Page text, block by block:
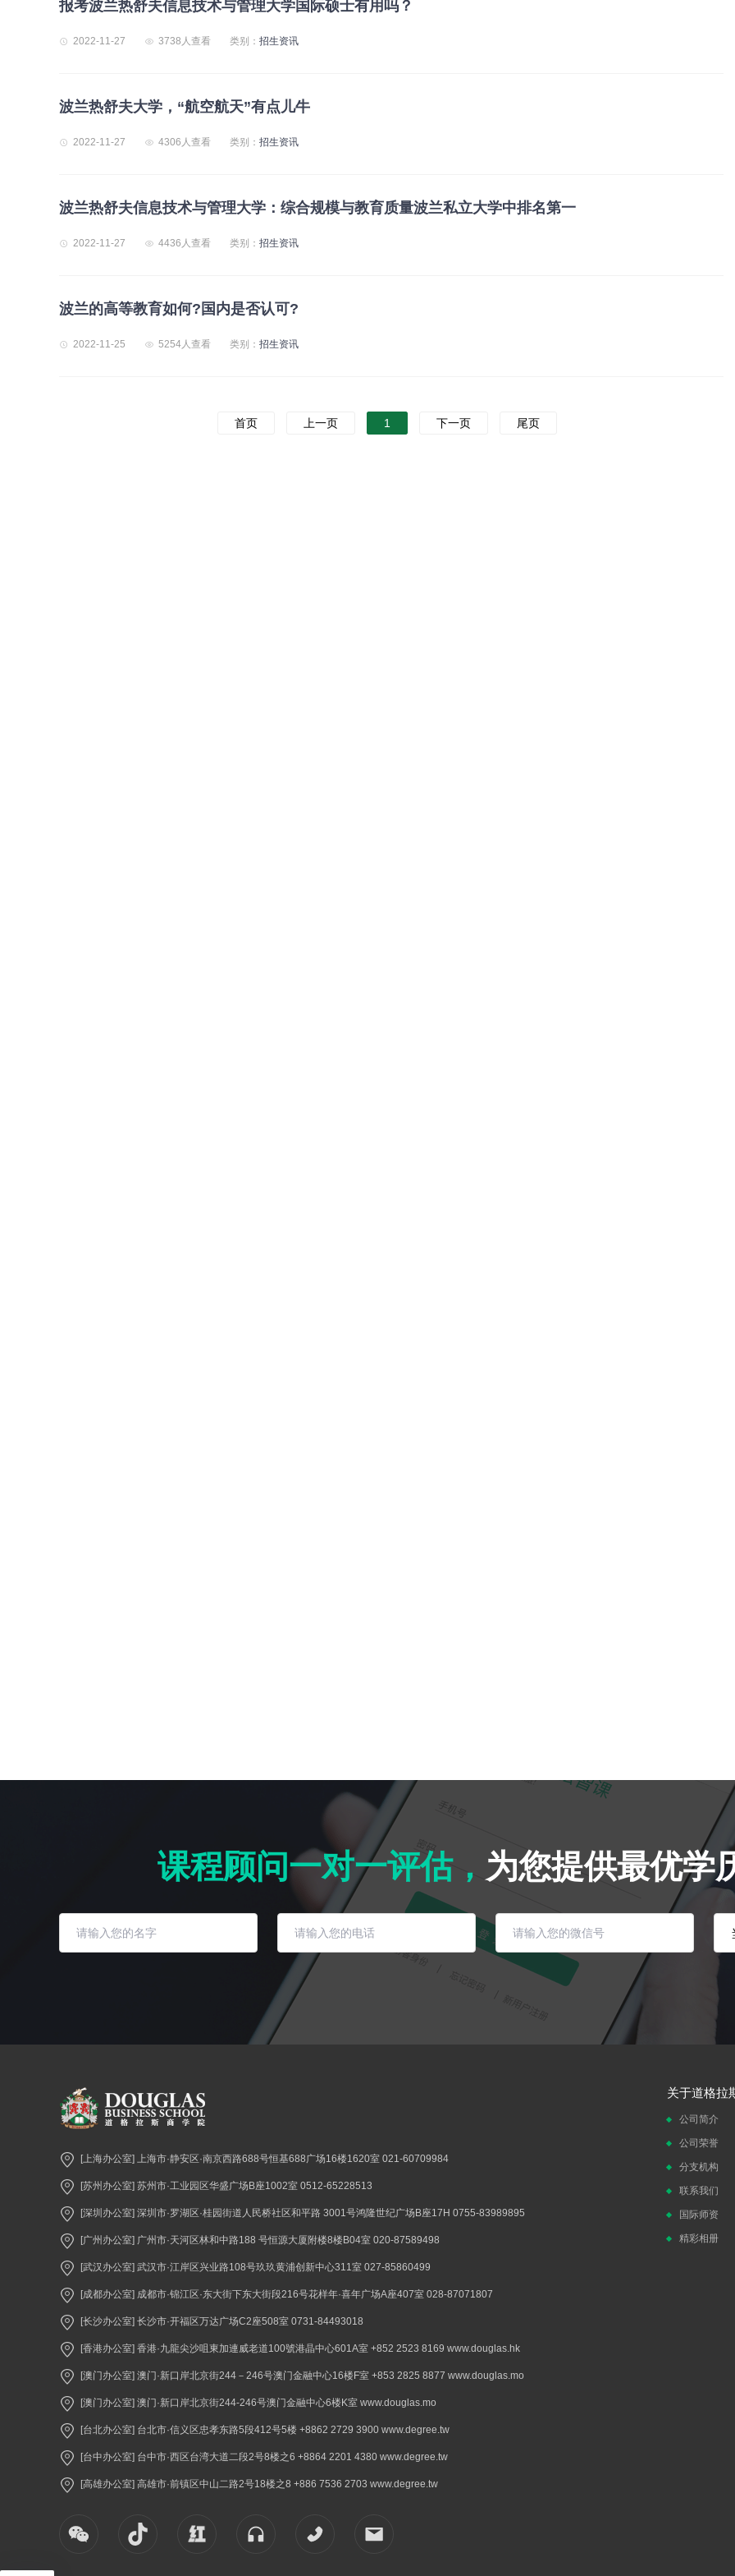
报考波兰热舒夫信息技术与管理大学国际硕士有用吗？
2022-11-27 3738人查看 类别： 招生资讯
波兰热舒夫大学，“航空航天”有点儿牛
2022-11-27 4306人查看 类别： 招生资讯
波兰热舒夫信息技术与管理大学：综合规模与教育质量波兰私立大学中排名第一
2022-11-27 4436人查看 类别： 招生资讯
波兰的高等教育如何?国内是否认可?
2022-11-25 5254人查看 类别： 招生资讯
首页 上一页 1 下一页 尾页
课程顾问一对一评估， 为您提供最优学
[上海办公室] 上海市·静安区·南京西路688号恒基688广场16楼1620室 021-60709984
[苏州办公室] 苏州市·工业园区华盛广场B座1002室 0512-65228513
[深圳办公室] 深圳市·罗湖区·桂园街道人民桥社区和平路 3001号鸿隆世纪广场B座17H 0755-83989895
[广州办公室] 广州市·天河区林和中路188 号恒源大厦附楼8楼B04室 020-87589498
[武汉办公室] 武汉市·江岸区兴业路108号玖玖黄浦创新中心311室 027-85860499
[成都办公室] 成都市·锦江区·东大街下东大街段216号花样年·喜年广场A座407室 028-87071807
[长沙办公室] 长沙市·开福区万达广场C2座508室 0731-84493018
[香港办公室] 香港·九龍尖沙咀東加連威老道100號港晶中心601A室 +852 2523 8169 www.douglas.hk
[澳门办公室] 澳门·新口岸北京街244－246号澳门金融中心16楼F室 +853 2825 8877 www.douglas.mo
[澳门办公室] 澳门·新口岸北京街244-246号澳门金融中心6楼K室 www.douglas.mo
[台北办公室] 台北市·信义区忠孝东路5段412号5楼 +8862 2729 3900 www.degree.tw
[台中办公室] 台中市·西区台湾大道二段2号8楼之6 +8864 2201 4380 www.degree.tw
[高雄办公室] 高雄市·前镇区中山二路2号18楼之8 +886 7536 2703 www.degree.tw
关于道格拉
公司简介
公司荣誉
分支机构
联系我们
国际师资
精彩相册